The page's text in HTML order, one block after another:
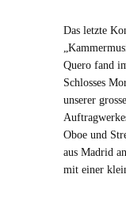
Das letzte
Quero fand
Schlosses
unserer
Oboe und
aus Madrid
mit einer